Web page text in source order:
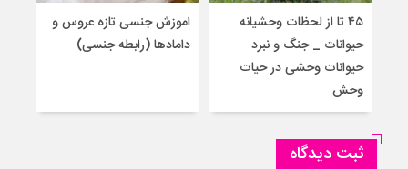
۴۵ تا از لحظات وحشیانه
حیوانات _ جنگ و نبرد
حیوانات وحشی در حیات
وحش
اموزش‌ جنسی تازه عروس و
دامادها (رابطه جنسی)
ثبت دیدگاه